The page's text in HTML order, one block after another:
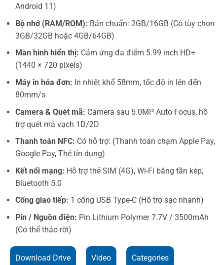
Android 11)
Bộ nhớ (RAM/ROM): Bản chuẩn: 2GB/16GB (Có tùy chọn
3GB/32GB hoặc 4GB/64GB)
Màn hình hiển thị: Cảm ứng đa điểm 5.99 inch HD+
(1440 × 720 pixels)
Máy in hóa đơn: In nhiệt khổ 58mm, tốc độ in lên đến
80mm/s
Camera & Quét mã: Camera sau 5.0MP Auto Focus, hỗ
trợ quét mã vạch 1D/2D
Thanh toán NFC: Có hỗ trợ: (Thanh toán chạm Apple Pay,
Google Pay, Thẻ tín dụng)
Kết nối mạng: Hỗ trợ thẻ SIM (4G), Wi-Fi băng tần kép,
Bluetooth 5.0
Cổng giao tiếp: 1 cổng USB Type-C (Hỗ trợ sạc nhanh)
Pin / Nguồn điện: Pin Lithium Polymer 7.7V / 3500mAh
(Có thể tháo rời)
Download Drive Video Categories